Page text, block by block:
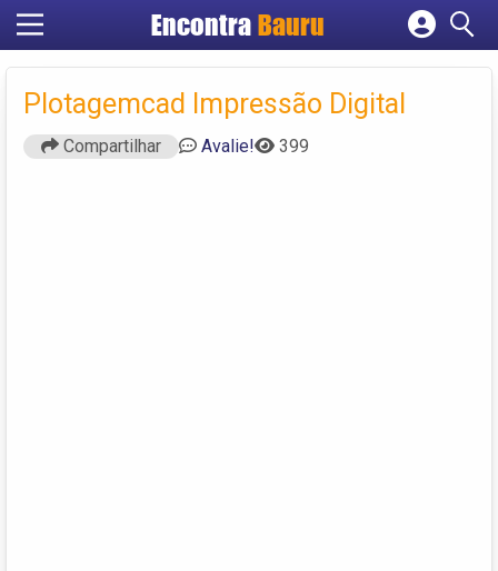
Encontra Bauru
Cadastrar empresa
Fazer login
Criar conta
Plotagemcad Impressão Digital
Compartilhar Avalie! 399